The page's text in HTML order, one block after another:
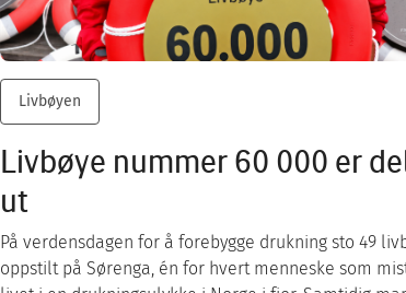
Livbøyen
Livbøye nummer 60 000 er
ut
På verdensdagen for å forebygge drukning sto 49
oppstilt på Sørenga, én for hvert menneske som